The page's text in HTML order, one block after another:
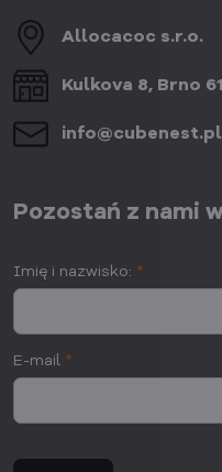
Allocacoc s​.r​.o​.
Kulkova 8, Brno
info​@cubenest​.pl
Pozostań z nami
Imię i nazwisko: *
E-mail *